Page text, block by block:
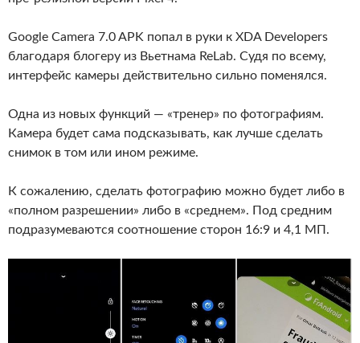
Google Camera 7.0 APK попал в руки к XDA Developers
благодаря блогеру из Вьетнама ReLab. Судя по всему,
интерфейс камеры действительно сильно поменялся.
Одна из новых функций — «тренер» по фотографиям.
Камера будет сама подсказывать, как лучше сделать
снимок в том или ином режиме.
К сожалению, сделать фотографию можно будет либо в
«полном разрешении» либо в «среднем». Под средним
подразумеваются соотношение сторон 16:9 и 4,1 МП.